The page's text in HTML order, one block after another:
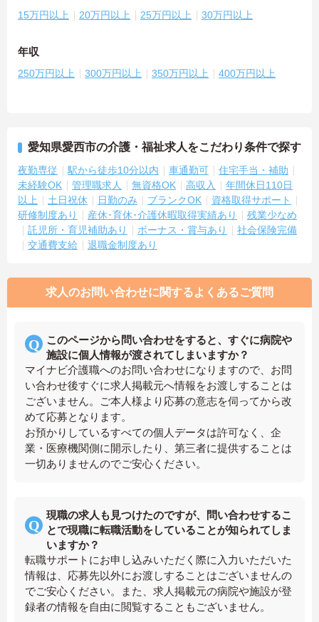
15万円以上 20万円以上 25万円以上 30万円以上
年収
250万円以上 300万円以上 350万円以上 400万円以上
愛知県愛西市の介護・福祉求人をこだわり条件で探す
夜勤専従 駅から徒歩10分以内 車通勤可
住宅手当・補助
未経験OK
管理職求人 無資格OK 高収入
年間休日110日
以上
土日祝休 日勤のみ ブランクOK
資格取得サポート
研修制度あり
産休･育休･介護休暇取得実績あり
残業少なめ
託児所・育児補助あり
ボーナス・賞与あり
社会保険完備
交通費支給
退職金制度あり
求人のお問い合わせに関するよくあるご質問
このページから問い合わせをすると、すぐに病院や
施設に個人情報が渡されてしまいますか？
マイナビ介護職へのお問い合わせになりますので、お問
い合わせ後すぐに求人掲載元へ情報をお渡しすることは
ございません。ご本人様より応募の意志を伺ってから改
めて応募となります。
お預かりしているすべての個人データは許可なく、企
業・医療機関側に開示したり、第三者に提供することは
一切ありませんのでご安心ください。
現職の求人も見つけたのですが、問い合わせするこ
とで現職に転職活動をしていることが知られてしま
いますか？
転職サポートにお申し込みいただく際に入力いただいた
情報は、応募先以外にお渡しすることはございませんの
でご安心ください。また、求人掲載元の病院や施設が登
録者の情報を自由に閲覧することもございません。